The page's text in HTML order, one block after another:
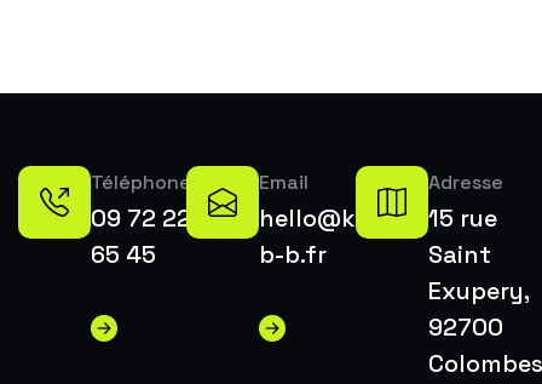
Téléphone
09 72 22
65 45
Email
hello@k-
b-b.fr
Adresse
15 rue
Saint
Exupery,
92700
Colombes